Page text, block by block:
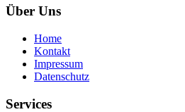
Über Uns
Home
Kontakt
Impressum
Datenschutz
Services